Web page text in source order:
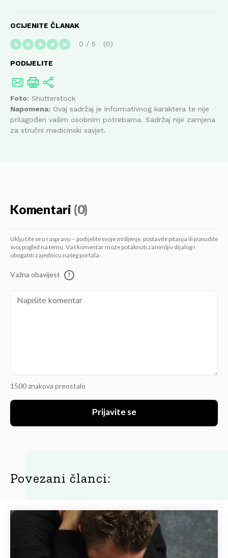
OCIJENITE ČLANAK
★ ★ ★ ★ ★ 0 / 5 0
PODIJELITE
Foto: Shutterstock
Napomena: Ovaj sadržaj je informativnog karaktera te nije
prilagođen vašim osobnim potrebama. Sadržaj nije zamjena
za stručni medicinski savjet.
Komentari (0)
Uključite se u raspravu – podijelite svoje mišljenje, postavite pitanja ili ponudite
svoj pogled na temu. Vaš komentar može potaknuti zanimljiv dijalog i
obogatiti zajednicu našeg portala.
Važna obavijest !
1500 znakova preostalo
Prijavite se
Povezani članci: